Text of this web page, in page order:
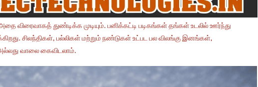
விரைவாகத் துண்டிக்க முடியும். பனிக்கட்டி படிகங்கள் தங்கள் உடலில் ஊர்ந்து
சிலந்திகள், பல்லிகள் மற்றும் நண்டுகள் உட்பட பல விலங்கு இனங்கள்,
அல்லது வாலை கைவிடலாம்.